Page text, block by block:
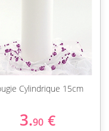
Cylindrique 15cm
3.90 €